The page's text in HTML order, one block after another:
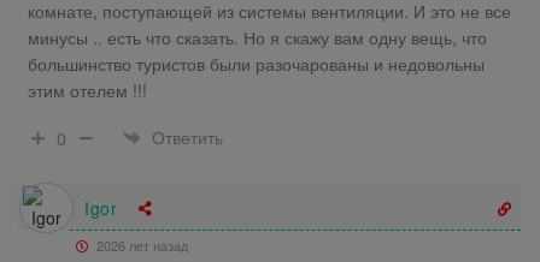
комнате, поступающей из системы вентиляции. И это не все
минусы .. есть что сказать. Но я скажу вам одну вещь, что
большинство туристов были разочарованы и недовольны
этим отелем !!!
0
Ответить
Igor
2026 лет назад